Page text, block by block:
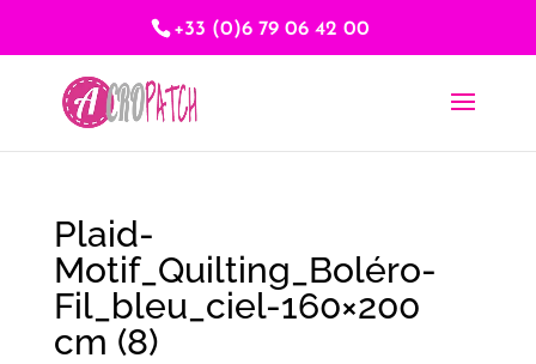
+33 (0)6 79 06 42 00
Plaid-
Motif_Quilting_Boléro-
Fil_bleu_ciel-160×200
cm (8)